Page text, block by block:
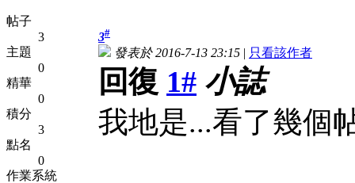
帖子
3
主題
0
精華
0
積分
3
點名
0
作業系統
3#
發表於 2016-7-13 23:15 | 只看該作者
回復 1# 小誌
我地是...看了幾個